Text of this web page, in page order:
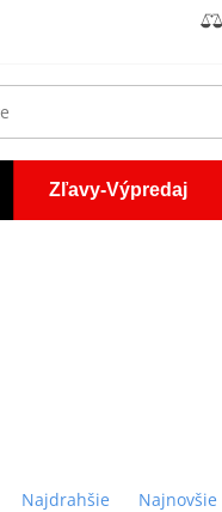
Zľavy-Výpredaj
Najdrahšie Najnovšie